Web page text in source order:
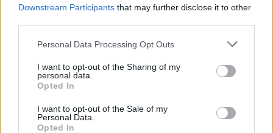
Downstream Participants that may further disclose it to other
Personal Data Processing Opt Outs
I want to opt-out of the Sharing of my
personal data.
Opted In
I want to opt-out of the Sale of my
Personal Data.
Opted In